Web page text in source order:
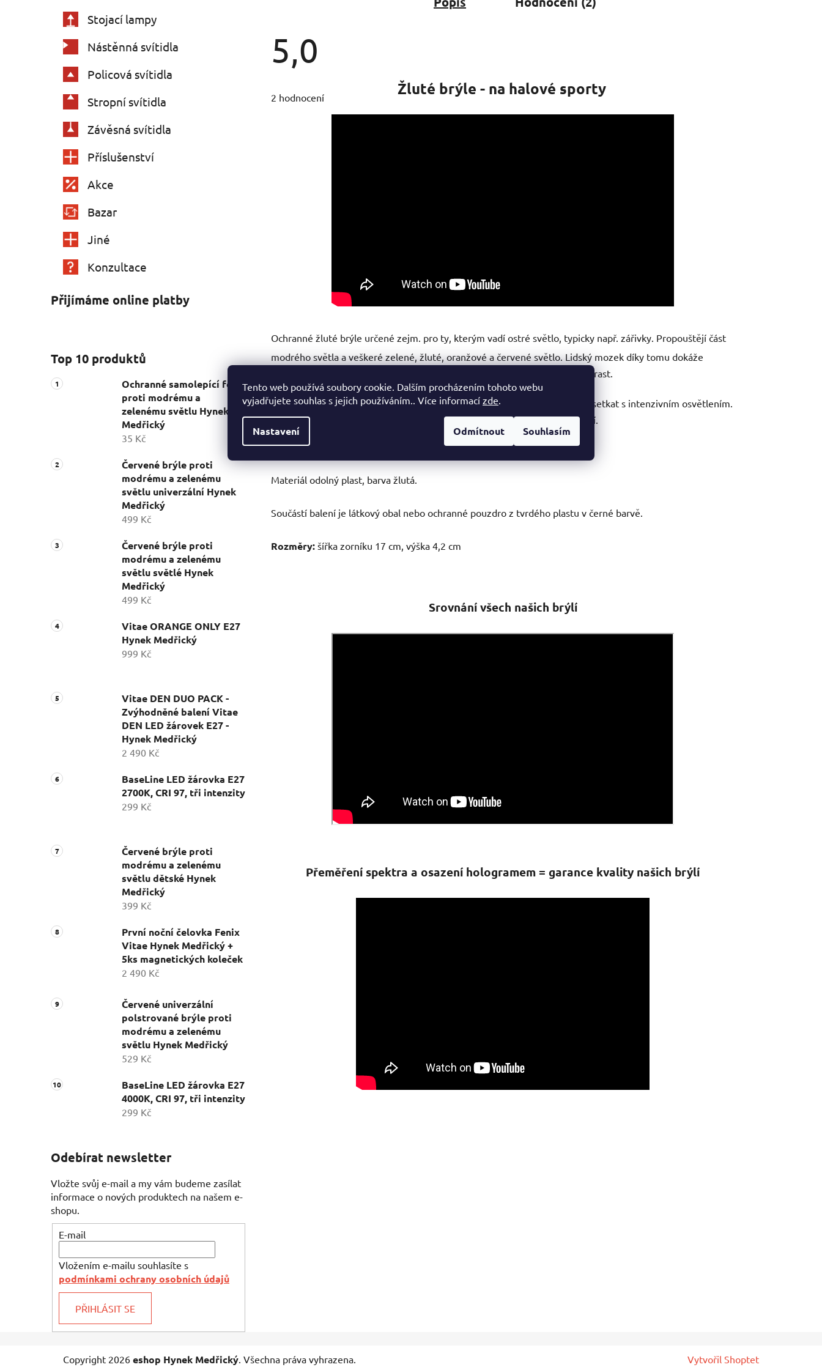
Tento web používá soubory cookie. Dalším procházením tohoto webu
vyjadřujete souhlas s jejich používáním.. Více informací zde
Nastavení Odmítnout Souhlasím
Stojací lampy
Nástěnná svítidla
Policová svítidla
Stropní svítidla
Závěsná svítidla
Příslušenství
Akce
Bazar
Jiné
Konzultace
Přijímáme online platby
Top 10 produktů
Ochranné samolepící fólie
proti modrému a
zelenému světlu Hynek
Medřický
35 Kč
Červené brýle proti
modrému a zelenému
světlu univerzální Hynek
Medřický
499 Kč
Červené brýle proti
modrému a zelenému
světlu světlé Hynek
Medřický
499 Kč
Vitae ORANGE ONLY E27
Hynek Medřický
999 Kč
Vitae DEN DUO PACK -
Zvýhodněné balení Vitae
DEN LED žárovek E27 -
Hynek Medřický
2 490 Kč
BaseLine LED žárovka E27
2700K, CRI 97, tři intenzity
299 Kč
Červené brýle proti
modrému a zelenému
světlu dětské Hynek
Medřický
399 Kč
První noční čelovka Fenix
Vitae Hynek Medřický +
5ks magnetických koleček
2 490 Kč
Červené univerzální
polstrované brýle proti
modrému a zelenému
světlu Hynek Medřický
529 Kč
BaseLine LED žárovka E27
4000K, CRI 97, tři intenzity
299 Kč
Odebírat newsletter
Vložte svůj e-mail a my vám budeme zasílat
informace o nových produktech na našem e-
shopu.
E-mail
Vložením e-mailu souhlasíte s
podmínkami ochrany osobních údajů
PŘIHLÁSIT SE
5,0
produktu
2 hodnocení Žluté brýle - na halové sporty
Ochranné žluté brýle určené zejm. pro ty, kterým vadí ostré světlo, typicky např. zářivky. Propouštějí část
modrého světla a veškeré zelené, žluté, oranžové a červené světlo. Lidský mozek díky tomu dokáže
zvýšit kontrast.
Žluté brýle lze doporučit na halové sporty a do posiloven, kde se lze často setkat s intenzivním osvětlením.
Otvory na koncích obrouček umožňují uchycení gumičkypro lepší upevnění.
Zorník těsně přiléhá k obličeji.
Materiál odolný plast, barva žlutá.
Součástí balení je látkový obal nebo ochranné pouzdro z tvrdého plastu v černé barvě.
Rozměry: šířka zorníku 17 cm, výška 4,2 cm
Srovnání všech našich brýlí
Přeměření spektra a osazení hologramem = garance kvality našich brýlí
Vytvořil Shoptet
Copyright 2026 eshop Hynek Medřický. Všechna práva vyhrazena.